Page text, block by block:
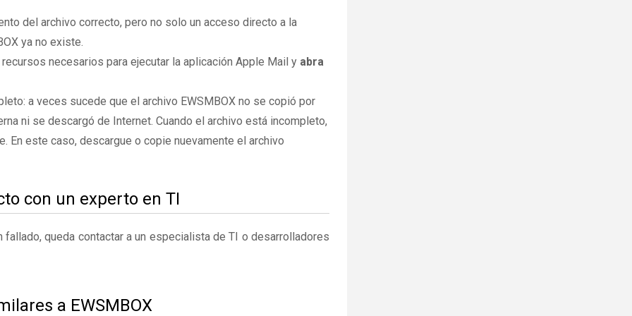
del archivo correcto, pero no solo un acceso directo a la
ya no existe.
necesarios para ejecutar la aplicación Apple Mail y abra
a veces sucede que el archivo EWSMBOX no se copió por
ni se descargó de Internet. Cuando el archivo está incompleto,
En este caso, descargue o copie nuevamente el archivo
con un experto en TI
queda contactar a un especialista de TI o desarrolladores
a EWSMBOX